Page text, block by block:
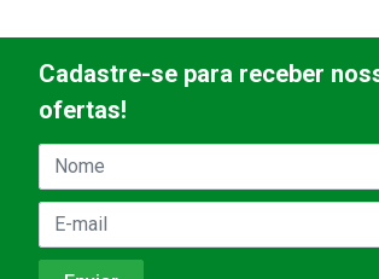
Cadastre-se para receber
ofertas!